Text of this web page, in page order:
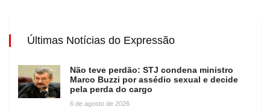
Últimas Notícias do Expressão
Não teve perdão: STJ condena ministro
Marco Buzzi por assédio sexual e decide
pela perda do cargo
6 de agosto de 2026